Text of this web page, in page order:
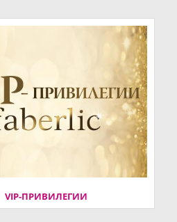
VIP-ПРИВИЛЕГИИ